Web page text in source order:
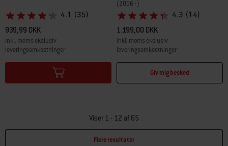
4.1 (35)
939,99 DKK
inkl. moms ekslusiv
leveringsomkostninger
Color Options
(2016+)
4.3 (14)
1.199,00 DKK
inkl. moms ekslusiv
leveringsomkostninger
Color Options
Giv mig besked
Viser 1 - 12 af 65
Flere resultater